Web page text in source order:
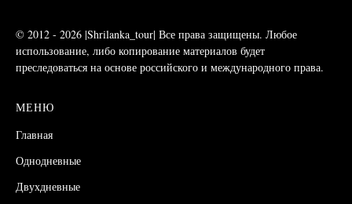
© 2012 - 2026 |Shrilanka_tour| Все права защищены. Любое
использование, либо копирование материалов будет
преследоваться на основе российского и международного права.
МЕНЮ
Главная
Однодневные
Двухдневные